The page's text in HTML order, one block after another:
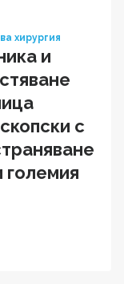
хирургия
и
с
големия